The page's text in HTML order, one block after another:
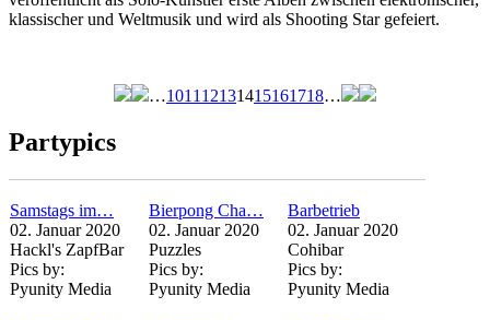
klassischer und Weltmusik und wird als Shooting Star gefeiert.
…1011 12131415161718…
Partypics
Samstags im…
02. Januar 2020
Hackl's ZapfBar
Pics by:
Pyunity Media
Bierpong Cha…
02. Januar 2020
Puzzles
Pics by:
Pyunity Media
Barbetrieb
02. Januar 2020
Cohibar
Pics by:
Pyunity Media